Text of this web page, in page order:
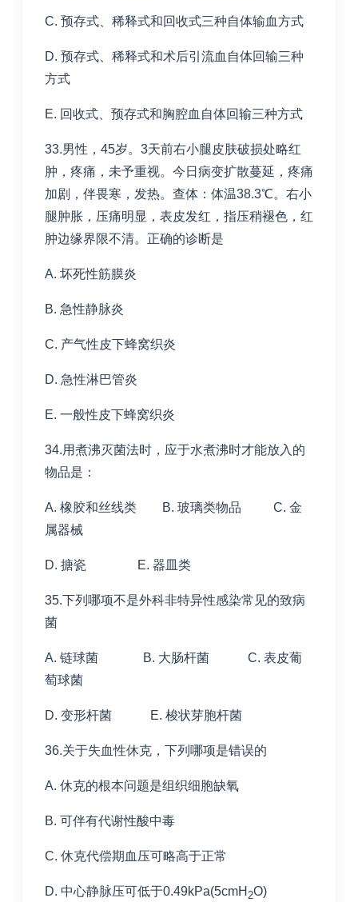
C. 预存式、稀释式和回收式三种自体输血方式
D. 预存式、稀释式和术后引流血自体回输三种
方式
E. 回收式、预存式和胸腔血自体回输三种方式
33.男性，45岁。3天前右小腿皮肤破损处略红
肿，疼痛，未予重视。今日病变扩散蔓延，疼痛
加剧，伴畏寒，发热。查体：体温38.3℃。右小
腿肿胀，压痛明显，表皮发红，指压稍褪色，红
肿边缘界限不清。正确的诊断是
A. 坏死性筋膜炎
B. 急性静脉炎
C. 产气性皮下蜂窝织炎
D. 急性淋巴管炎
E. 一般性皮下蜂窝织炎
34.用煮沸灭菌法时，应于水煮沸时才能放入的
物品是：
A. 橡胶和丝线类 B. 玻璃类物品 C. 金
属器械
D. 搪瓷 E. 器皿类
35.下列哪项不是外科非特异性感染常见的致病
菌
A. 链球菌 B. 大肠杆菌 C. 表皮葡
萄球菌
D. 变形杆菌 E. 梭状芽胞杆菌
36.关于失血性休克，下列哪项是错误的
A. 休克的根本问题是组织细胞缺氧
B. 可伴有代谢性酸中毒
C. 休克代偿期血压可略高于正常
D. 中心静脉压可低于0.49kPa(5cmH 2O)